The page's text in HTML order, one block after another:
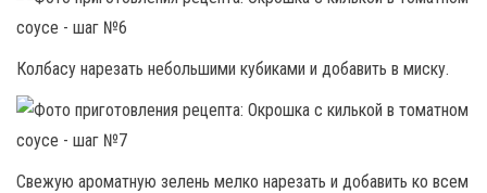
Колбасу нарезать небольшими кубиками и добавить в миску.
Свежую ароматную зелень мелко нарезать и добавить ко всем